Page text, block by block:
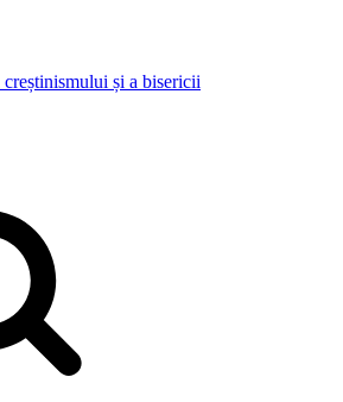
și a bisericii